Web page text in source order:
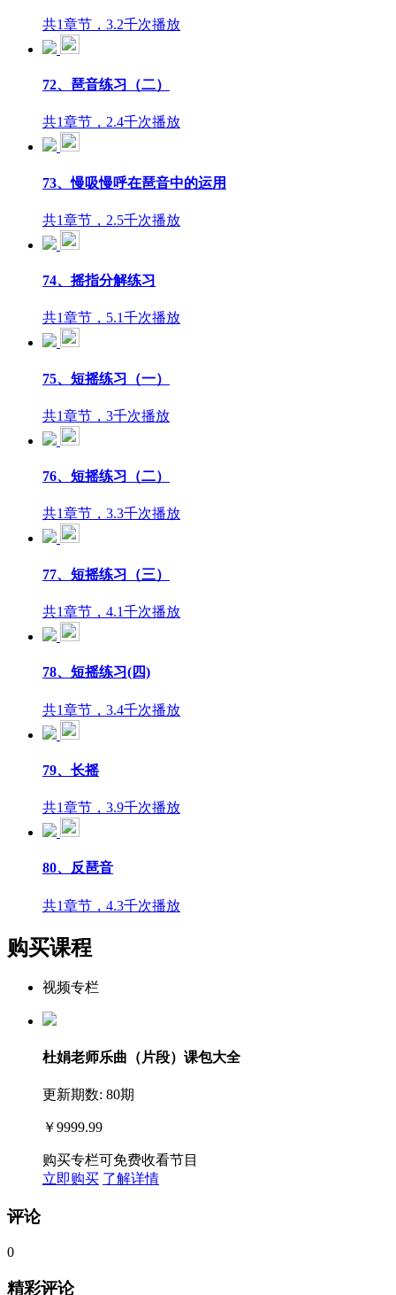
共1章节，3.2千次播放
72、琶音练习（二）
共1章节，2.4千次播放
73、慢吸慢呼在琶音中的运用
共1章节，2.5千次播放
74、摇指分解练习
共1章节，5.1千次播放
75、短摇练习（一）
共1章节，3千次播放
76、短摇练习（二）
共1章节，3.3千次播放
77、短摇练习（三）
共1章节，4.1千次播放
78、短摇练习(四)
共1章节，3.4千次播放
79、长摇
共1章节，3.9千次播放
80、反琶音
共1章节，4.3千次播放
购买课程
视频专栏
杜娟老师乐曲（片段）课包大全
更新期数: 80期
￥9999.99
购买专栏可免费收看节目
立即购买 了解详情
评论
0
精彩评论